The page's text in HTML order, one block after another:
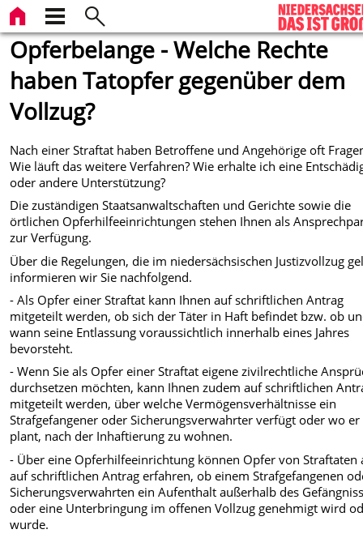
Opferbelange - Welche Rechte
haben Tatopfer gegenüber dem
Vollzug?
Nach einer Straftat haben Betroffene und Angehörige oft
Wie läuft das weitere Verfahren? Wie erhalte ich eine
oder andere Unterstützung?
Die zuständigen Staatsanwaltschaften und Gerichte sowie die
örtlichen Opferhilfeeinrichtungen stehen Ihnen als
zur Verfügung.
Über die Regelungen, die im niedersächsischen Justizvollzug
informieren wir Sie nachfolgend.
- Als Opfer einer Straftat kann Ihnen auf schriftlichen Antrag
mitgeteilt werden, ob sich der Täter in Haft befindet bzw. ob
wann seine Entlassung voraussichtlich innerhalb eines Jahres
bevorsteht.
- Wenn Sie als Opfer einer Straftat eigene zivilrechtliche
durchsetzen möchten, kann Ihnen zudem auf schriftlichen
mitgeteilt werden, über welche Vermögensverhältnisse ein
Strafgefangener oder Sicherungsverwahrter verfügt oder wo er
plant, nach der Inhaftierung zu wohnen.
- Über eine Opferhilfeeinrichtung können Opfer von Straftaten
auf schriftlichen Antrag erfahren, ob einem Strafgefangenen
Sicherungsverwahrten ein Aufenthalt außerhalb des
oder eine Unterbringung im offenen Vollzug genehmigt wird
wurde.